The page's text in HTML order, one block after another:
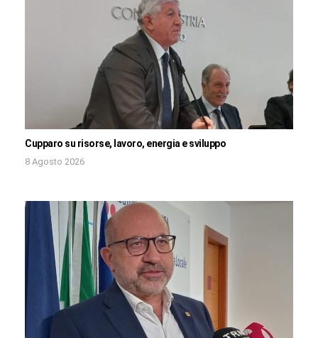
Cupparo su risorse, lavoro, energia e sviluppo
8 Agosto 2026